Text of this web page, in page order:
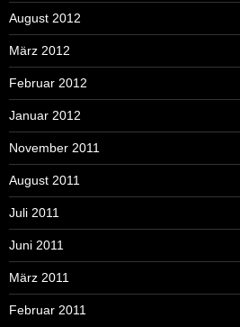
August 2012
März 2012
Februar 2012
Januar 2012
November 2011
August 2011
Juli 2011
Juni 2011
März 2011
Februar 2011